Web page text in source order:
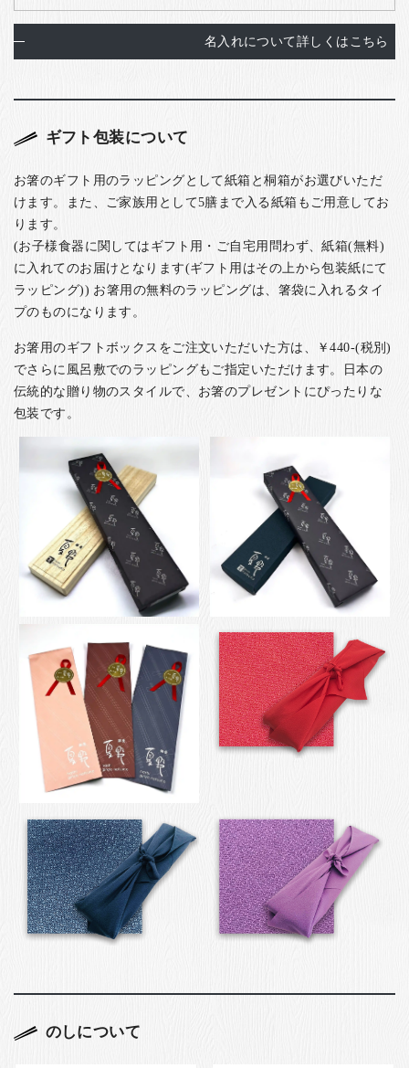
名入れについて詳しくはこちら
ギフト包装について
お箸のギフト用のラッピングとして紙箱と桐箱がお選びいただ
けます。また、ご家族用として5膳まで入る紙箱もご用意してお
ります。
(お子様食器に関してはギフト用・ご自宅用問わず、紙箱(無料)
に入れてのお届けとなります(ギフト用はその上から包装紙にて
ラッピング)) お箸用の無料のラッピングは、箸袋に入れるタイ
プのものになります。
お箸用のギフトボックスをご注文いただいた方は、￥440-(税別)
でさらに風呂敷でのラッピングもご指定いただけます。日本の
伝統的な贈り物のスタイルで、お箸のプレゼントにぴったりな
包装です。
のしについて